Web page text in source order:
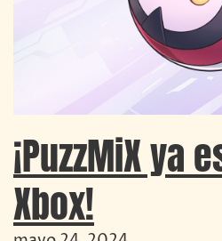
¡PuzzMiX ya
Xbox!